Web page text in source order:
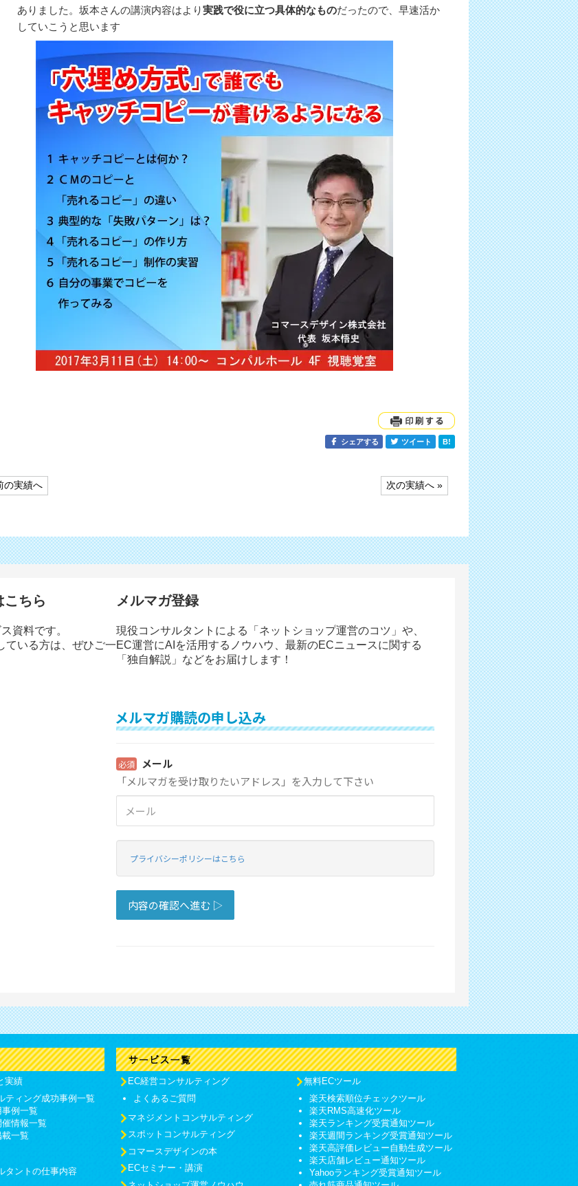
ありました。坂本さんの講演内容はより実践で役に立つ具体的なものだったので、早速活か
していこうと思います
シェアする ツイート B!
の実績へ 次の実績へ »
こちら
資料です。
ている方は、ぜひご一
メルマガ登録
現役コンサルタントによる「ネットショップ運営のコツ」や、
EC運営にAIを活用するノウハウ、最新のECニュースに関する
「独自解説」などをお届けします！
実績
ティング成功事例一覧
例一覧
情報一覧
載一覧
タントの仕事内容
EC経営コンサルティング
よくあるご質問
マネジメントコンサルティング
スポットコンサルティング
コマースデザインの本
ECセミナー・講演
無料ECツール
楽天検索順位チェックツール
楽天RMS高速化ツール
楽天ランキング受賞通知ツール
楽天週間ランキング受賞通知ツール
楽天高評価レビュー自動生成ツール
楽天店舗レビュー通知ツール
Yahooランキング受賞通知ツール